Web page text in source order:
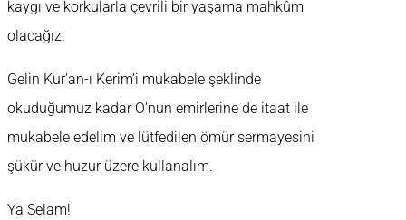
kaygı ve korkularla çevrili bir yaşama mahkûm
olacağız.
Gelin Kur’an-ı Kerim’i mukabele şeklinde
okuduğumuz kadar O’nun emirlerine de itaat ile
mukabele edelim ve lütfedilen ömür sermayesini
şükür ve huzur üzere kullanalım.
Ya Selam!